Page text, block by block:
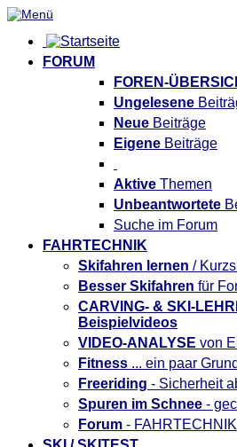
FORUM
FOREN-
Ungelesene
Neue Beiträge
Eigene Beiträge
Aktive Themen
Unbeantwortete
Suche im Forum
FAHRTECHNIK
Skifahren lernen /
Besser Skifahren für
CARVING- & SKI-
Beispielvideos
VIDEO-ANALYSE von
Fitness ... ein paar
Freeriding - Sicherheit
Spuren im Schnee -
Forum - FAHRTECHNIK